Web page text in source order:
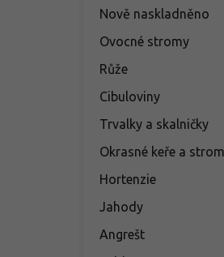
Nově naskladněno
Ovocné stromy
Růže
Cibuloviny
Trvalky a skalničky
Okrasné keře a
Hortenzie
Jahody
Angrešt